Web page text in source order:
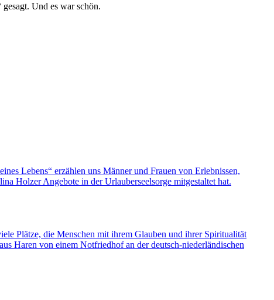
Und es war schön.
Lebens“ erzählen uns Männer und Frauen von Erlebnissen,
Holzer Angebote in der Urlauberseelsorge mitgestaltet hat.
Plätze, die Menschen mit ihrem Glauben und ihrer Spiritualität
Haren von einem Notfriedhof an der deutsch-niederländischen